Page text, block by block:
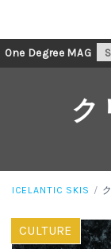
One Degree MAG
ICELANTIC SKIS
CULTURE